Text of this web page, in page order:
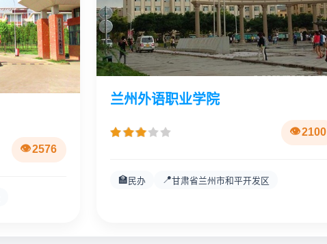
2576
兰州外语职业学院
2100
🏫民办 📍甘肃省兰州市和平开发区